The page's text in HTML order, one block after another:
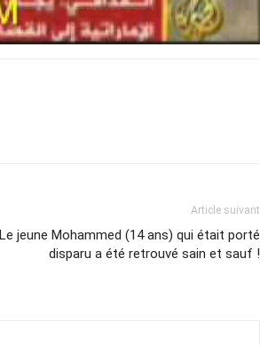
Article suivant
Le jeune Mohammed (14 ans) qui était porté
disparu a été retrouvé sain et sauf !